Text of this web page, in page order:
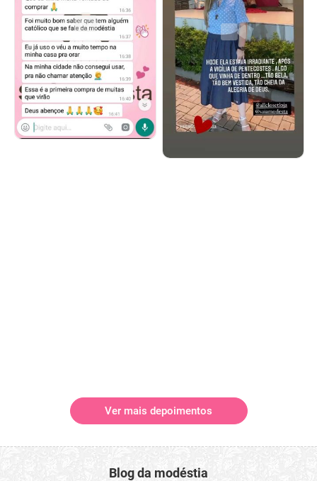
Ver mais depoimentos
Blog da modéstia